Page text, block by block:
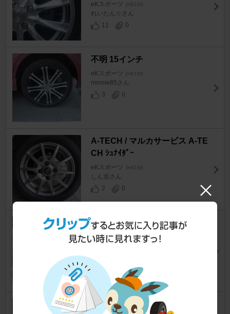
eKスポーツ [H81W]
れいたん☆さん
11
0
不明 15インチ
eKスポーツ [H81W]
minnie85さん
3
0
A-TECH / マルカサービス A-TE
CH ｼｭﾅｲﾀﾞｰ
eKスポーツ [H81W]
しん造さん
2
0
BADX S-HOLD S-HOLD LAGU
NA BR
evoken5さん
9
TAKE OFF PERFECT DRIVE